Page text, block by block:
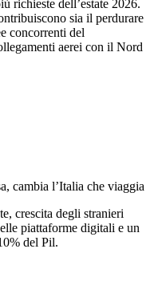
richieste dell’estate 2026.
sia il perdurare
concorrenti del
aerei con il Nord
cambia l’Italia che viaggia
crescita degli stranieri
piattaforme digitali e un
del Pil.